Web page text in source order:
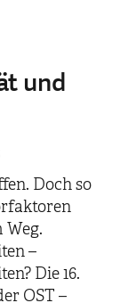
und
Doch so
–
Die 16.
OST –